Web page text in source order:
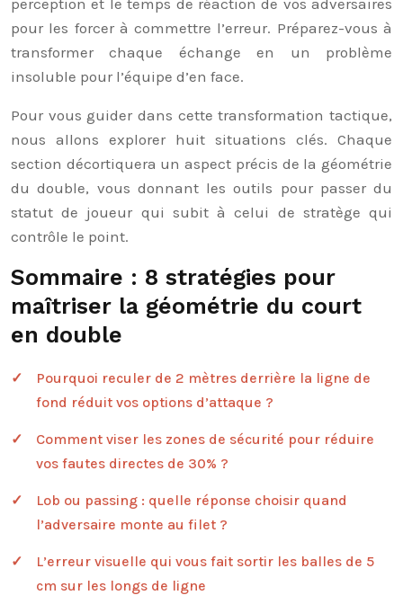
perception et le temps de réaction de vos adversaires
pour les forcer à commettre l’erreur. Préparez-vous à
transformer chaque échange en un problème
insoluble pour l’équipe d’en face.
Pour vous guider dans cette transformation tactique,
nous allons explorer huit situations clés. Chaque
section décortiquera un aspect précis de la géométrie
du double, vous donnant les outils pour passer du
statut de joueur qui subit à celui de stratège qui
contrôle le point.
Sommaire : 8 stratégies pour
maîtriser la géométrie du court
en double
Pourquoi reculer de 2 mètres derrière la ligne de
fond réduit vos options d’attaque ?
Comment viser les zones de sécurité pour réduire
vos fautes directes de 30% ?
Lob ou passing : quelle réponse choisir quand
l’adversaire monte au filet ?
L’erreur visuelle qui vous fait sortir les balles de 5
cm sur les longs de ligne